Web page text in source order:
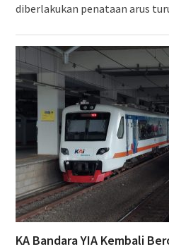
diberlakukan penataan arus
KA Bandara YIA Kembali